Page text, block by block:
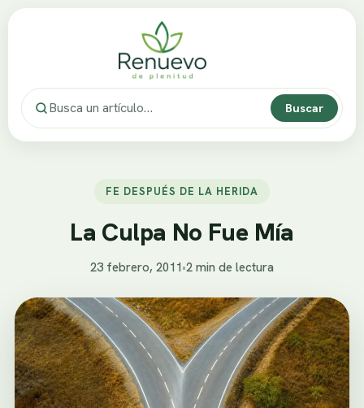
Buscar
FE DESPUÉS DE LA HERIDA
La Culpa No Fue Mía
23 febrero, 2011•2 min de lectura